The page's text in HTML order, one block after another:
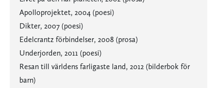
Apolloprojektet, 2004 (poesi)
Dikter, 2007 (poesi)
Edelcrantz förbindelser, 2008 (prosa)
Underjorden, 2011 (poesi)
Resan till världens farligaste land, 2012 (bilderbok för
barn)